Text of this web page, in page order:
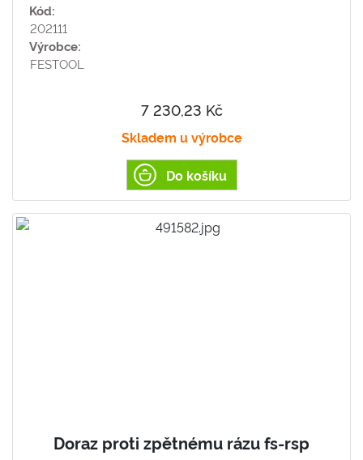
Kód:
202111
Výrobce:
FESTOOL
7 230,23 Kč
Skladem u výrobce
Do košíku
Doraz proti zpětnému rázu fs-rsp